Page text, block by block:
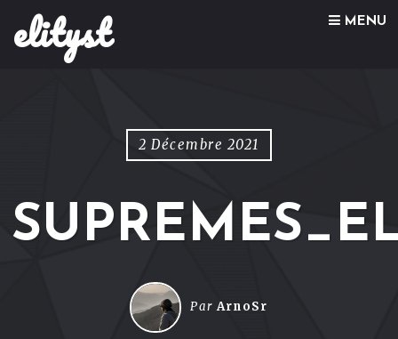
elityst MENU
Skip to content
2 Décembre 2021
ParArnoSr